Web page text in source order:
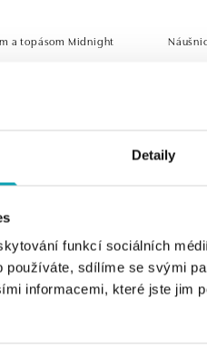
Detaily
funkcí sociálních
používáte, sdílíme se svými
informacemi, které jste jim
a topásom Midnight